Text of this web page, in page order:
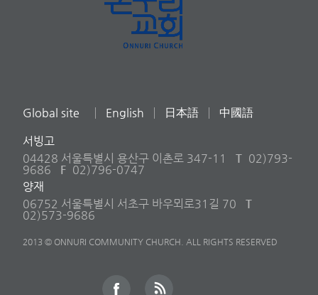
Global site English 日本語 中國語
서빙고
04428 서울특별시 용산구 이촌로 347-11
T 02)793-
9686
F 02)796-0747
양재
06752 서울특별시 서초구 바우뫼로31길 70
T
02)573-9686
2013 © ONNURI COMMUNITY CHURCH. ALL RIGHTS RESERVED